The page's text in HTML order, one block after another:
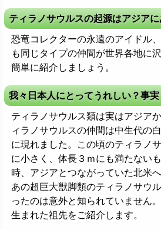
ティラノサウルスの起源はアジアに
恐竜コレクターの永遠のアイドル
も同じタイプの仲間が世界各地に
簡単に紹介しましょう。
我々日本人にとってうれしい？事実
ティラノサウルス類は実はアジア
ィラノサウルスの仲間は中生代の
に現れました。この頃のティラノ
に小さく、体長３ｍにも満たない
時、アジアとつながっていた北米
あの超巨大獣脚類のティラノサウ
ったのは意外と知られていません
生まれた祖先をご紹介します。